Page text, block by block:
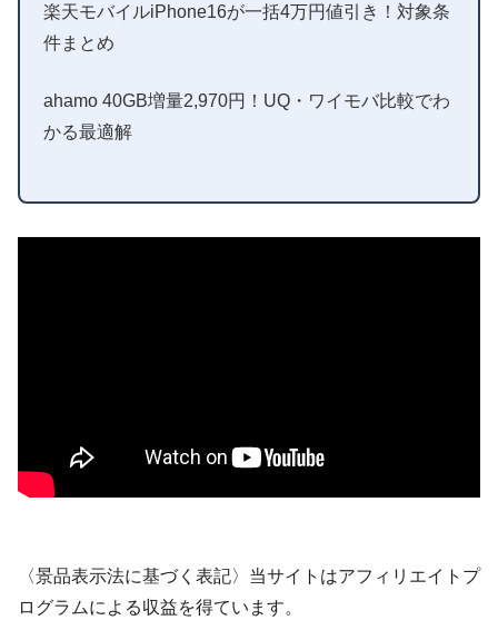
楽天モバイルiPhone16が一括4万円値引き！対象条
件まとめ
ahamo 40GB増量2,970円！UQ・ワイモバ比較でわ
かる最適解
〈景品表示法に基づく表記〉当サイトはアフィリエイトプ
ログラムによる収益を得ています。